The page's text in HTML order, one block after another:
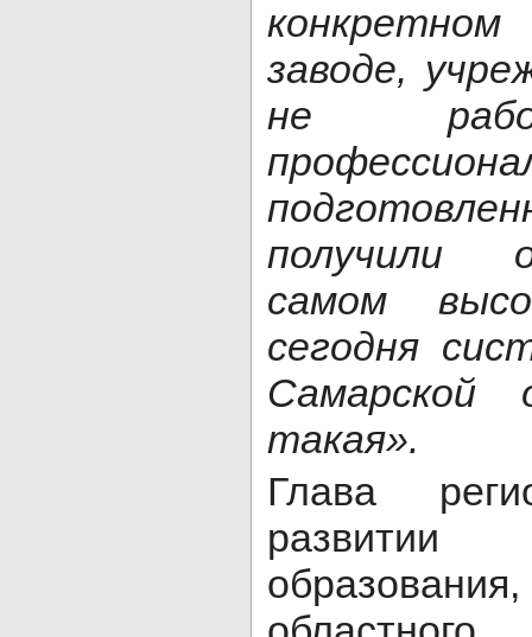
заводе,
не
получили
самом
сегодня
Самарской
такая».
Глава